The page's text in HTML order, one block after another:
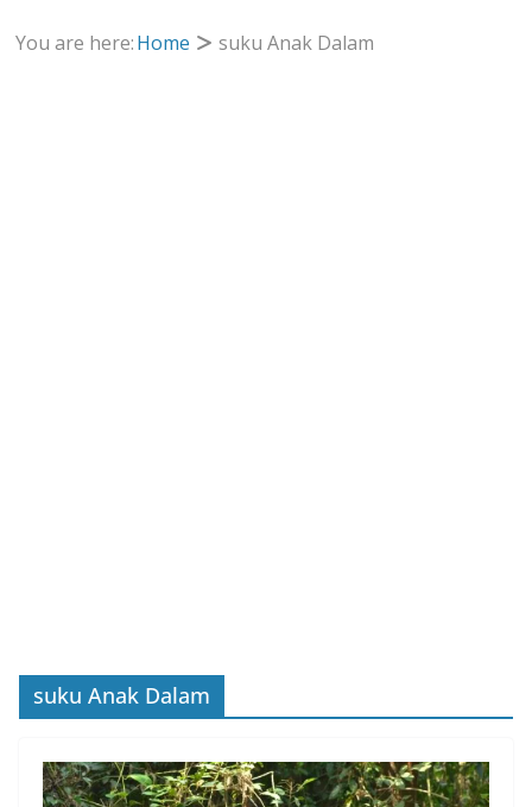
You are here:Home suku Anak Dalam
suku Anak Dalam